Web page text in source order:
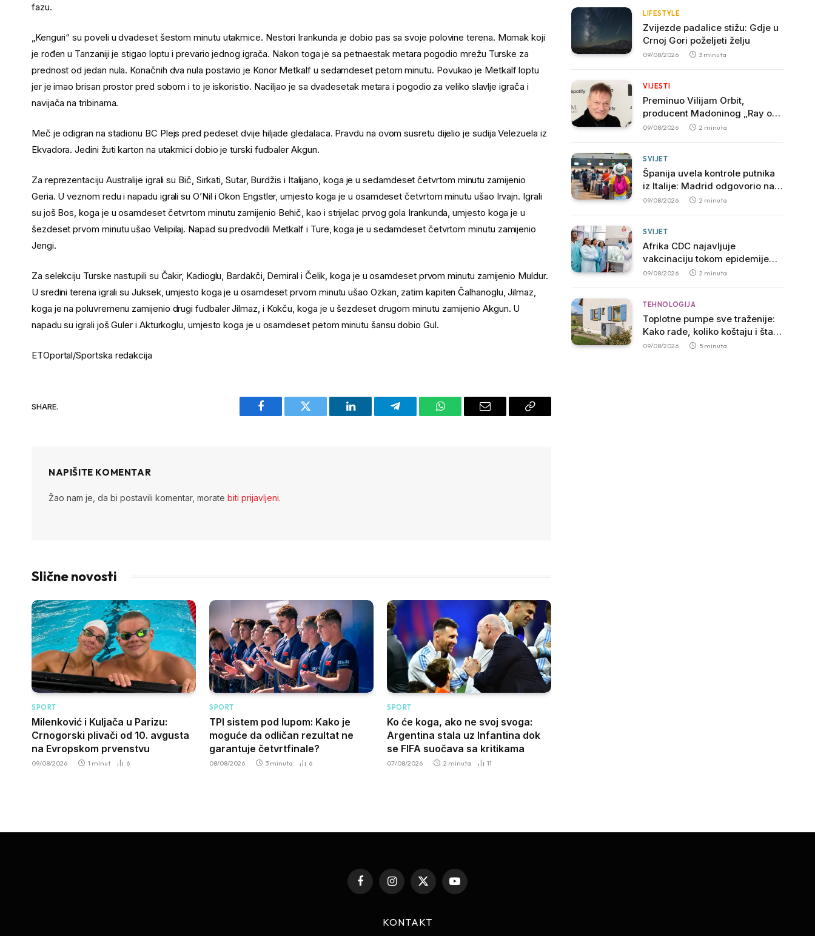
fazu.
„Kenguri“ su poveli u dvadeset šestom minutu utakmice. Nestori Irankunda je dobio pas sa svoje polovine terena. Momak koji
je rođen u Tanzaniji je stigao loptu i prevario jednog igrača. Nakon toga je sa petnaestak metara pogodio mrežu Turske za
prednost od jedan nula. Konačnih dva nula postavio je Konor Metkalf u sedamdeset petom minutu. Povukao je Metkalf loptu
jer je imao brisan prostor pred sobom i to je iskoristio. Naciljao je sa dvadesetak metara i pogodio za veliko slavlje igrača i
navijača na tribinama.
Meč je odigran na stadionu BC Plejs pred pedeset dvije hiljade gledalaca. Pravdu na ovom susretu dijelio je sudija Velezuela iz
Ekvadora. Jedini žuti karton na utakmici dobio je turski fudbaler Akgun.
Za reprezentaciju Australije igrali su Bič, Sirkati, Sutar, Burdžis i Italijano, koga je u sedamdeset četvrtom minutu zamijenio
Geria. U veznom redu i napadu igrali su O’Nil i Okon Engstler, umjesto koga je u osamdeset četvrtom minutu ušao Irvajn. Igrali
su još Bos, koga je u osamdeset četvrtom minutu zamijenio Behič, kao i strijelac prvog gola Irankunda, umjesto koga je u
šezdeset prvom minutu ušao Velipilaj. Napad su predvodili Metkalf i Ture, koga je u sedamdeset četvrtom minutu zamijenio
Jengi.
Za selekciju Turske nastupili su Čakir, Kadioglu, Bardakči, Demiral i Čelik, koga je u osamdeset prvom minutu zamijenio Muldur.
U sredini terena igrali su Juksek, umjesto koga je u osamdeset prvom minutu ušao Ozkan, zatim kapiten Čalhanoglu, Jilmaz,
koga je na poluvremenu zamijenio drugi fudbaler Jilmaz, i Kokču, koga je u šezdeset drugom minutu zamijenio Akgun. U
napadu su igrali još Guler i Akturkoglu, umjesto koga je u osamdeset petom minutu šansu dobio Gul.
ETOportal/Sportska redakcija
SHARE.
Facebook Twitter LinkedIn Telegram WhatsAppEmail
Copy
NAPIŠITE KOMENTAR
Žao nam je, da bi postavili komentar, morate biti prijavljeni.
Slične novosti
SPORT
Milenković i Kuljača u Parizu:
Crnogorski plivači od 10. avgusta
na Evropskom prvenstvu
09/08/2026 1 minut 6
SPORT
TPI sistem pod lupom: Kako je
moguće da odličan rezultat ne
garantuje četvrtfinale?
08/08/2026 3 minuta 6
SPORT
Ko će koga, ako ne svoj svoga:
Argentina stala uz Infantina dok
se FIFA suočava sa kritikama
07/08/2026 2 minuta 11
LIFESTYLE
Zvijezde padalice stižu: Gdje u
Crnoj Gori poželjeti želju
09/08/2026 3 minuta
VIJESTI
Preminuo Vilijam Orbit,
producent Madoninog „Ray of
Light“
09/08/2026 2 minuta
SVIJET
Španija uvela kontrole putnika
iz Italije: Madrid odgovorio na
potez vlade Đorđe Meloni
09/08/2026 2 minuta
SVIJET
Afrika CDC najavljuje
vakcinaciju tokom epidemije
ebole u Kongu
09/08/2026 2 minuta
TEHNOLOGIJA
Toplotne pumpe sve traženije:
Kako rade, koliko koštaju i šta
je potrebno za njihovu ugradnju
09/08/2026 5 minuta
FacebookInstagram
X
(Twitter)
YouTube
KONTAKT